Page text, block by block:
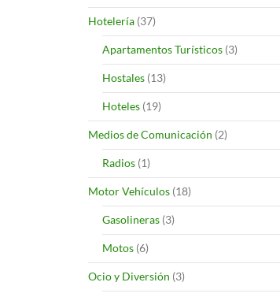
Hotelería (37)
Apartamentos Turísticos (3)
Hostales (13)
Hoteles (19)
Medios de Comunicación (2)
Radios (1)
Motor Vehículos (18)
Gasolineras (3)
Motos (6)
Ocio y Diversión (3)